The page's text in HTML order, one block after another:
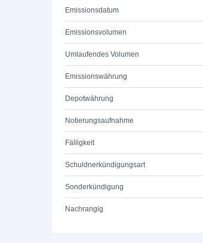
Emissionsdatum
Emissionsvolumen
Umlaufendes Volumen
Emissionswährung
Depotwährung
Notierungsaufnahme
Fälligkeit
Schuldnerkündigungsart
Sonderkündigung
Nachrangig